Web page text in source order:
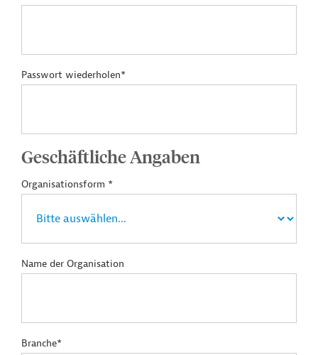
Passwort wiederholen*
Geschäftliche Angaben
Organisationsform *
Name der Organisation
Branche*